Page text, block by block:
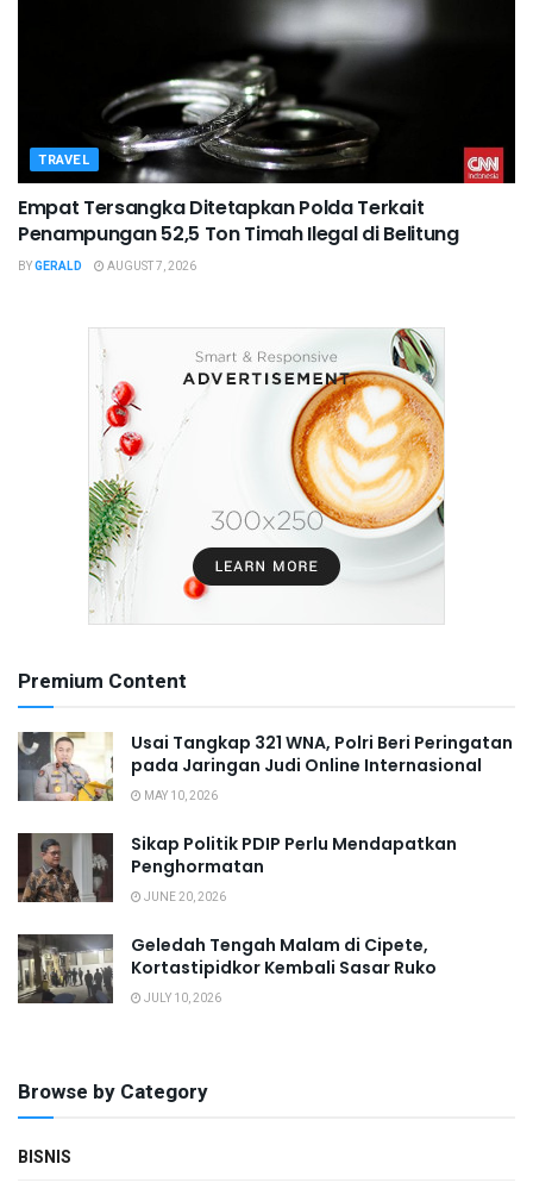
TRAVEL
Empat Tersangka Ditetapkan Polda Terkait
Penampungan 52,5 Ton Timah Ilegal di Belitung
BYGERALD AUGUST 7, 2026
Premium Content
Usai Tangkap 321 WNA, Polri Beri Peringatan
pada Jaringan Judi Online Internasional
MAY 10, 2026
Sikap Politik PDIP Perlu Mendapatkan
Penghormatan
JUNE 20, 2026
Geledah Tengah Malam di Cipete,
Kortastipidkor Kembali Sasar Ruko
JULY 10, 2026
Browse by Category
BISNIS